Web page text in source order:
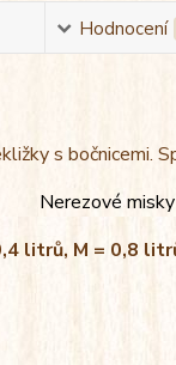
Hodnocení
s bočnicemi.
Nerezové
litrů, M = 0,8